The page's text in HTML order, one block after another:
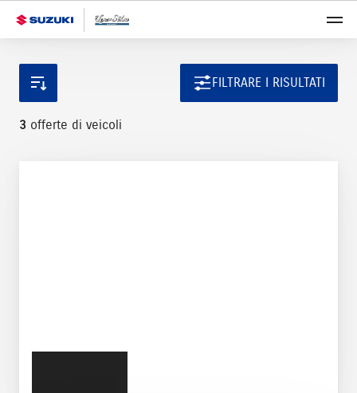
FILTRARE I RISULTATI
3 offerte di veicoli